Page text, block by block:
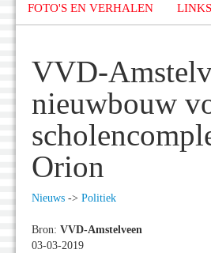
FOTO'S EN VERHALEN LINKS
VVD-
nieuwbouw
Orion
Nieuws -> Politiek
Bron: VVD-Amstelveen
03-03-2019